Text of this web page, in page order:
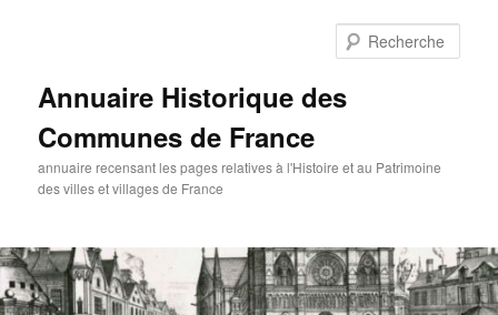
Annuaire Historique des
Communes de France
annuaire recensant les pages relatives à l'Histoire et au Patrimoine
des villes et villages de France